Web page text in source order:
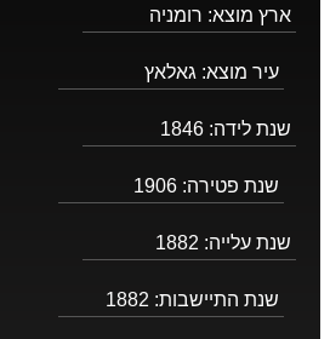
ארץ מוצא: רומניה
עיר מוצא: גאלאץ
שנת לידה: 1846
שנת פטירה: 1906
שנת עלייה: 1882
שנת התיישבות: 1882